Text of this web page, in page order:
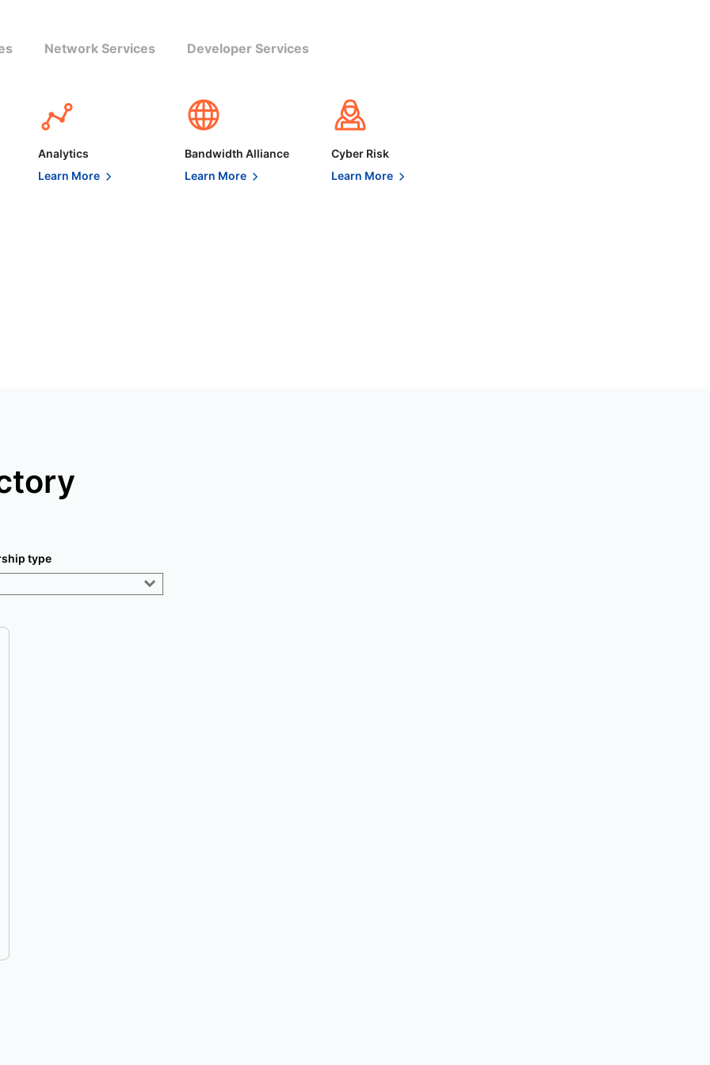
Network Services Developer Services
Analytics
Learn More
Bandwidth Alliance
Learn More
Cyber Risk
Learn More
type